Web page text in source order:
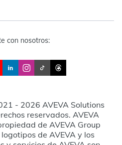
con nosotros:
- 2026 AVEVA Solutions
reservados. AVEVA
de AVEVA Group
de AVEVA y los